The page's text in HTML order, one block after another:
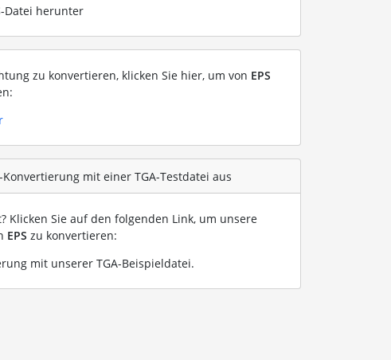
-Datei herunter
zu konvertieren, klicken Sie hier, um von EPS
Konvertierung mit einer TGA-Testdatei aus
Klicken Sie auf den folgenden Link, um unsere
EPS zu konvertieren:
mit unserer TGA-Beispieldatei.